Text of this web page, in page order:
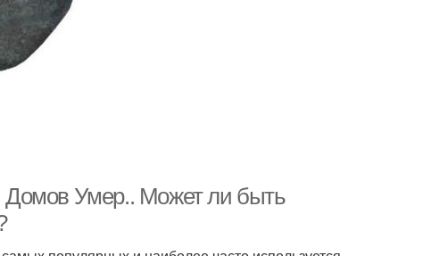
Домов Умер.. Может ли быть